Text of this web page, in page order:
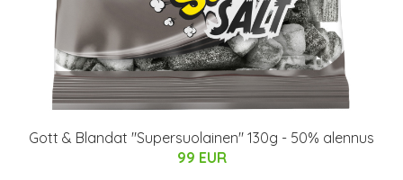
Gott & Blandat "Supersuolainen" 130g - 50% alennus
99 EUR